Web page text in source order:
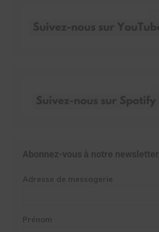
Abonnez-vous à notre newsletter
Adresse de messagerie
Prénom